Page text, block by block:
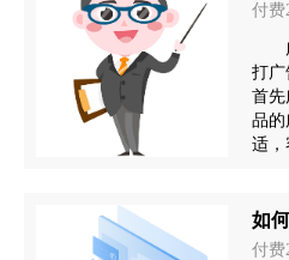
付费
打广
首先
品的
适
如
付费